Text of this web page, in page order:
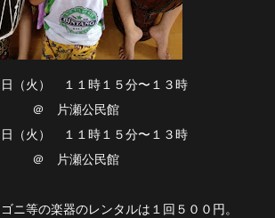
日（火） １１時１５分〜１３時
＠ 片瀬公民館
日（火） １１時１５分〜１３時
＠ 片瀬公民館
ゴニ等の楽器のレンタルは１回５００円。